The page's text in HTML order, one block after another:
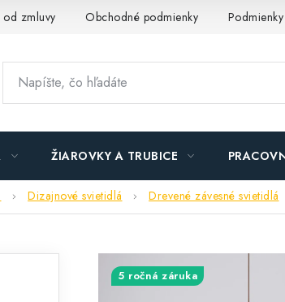
zmluvy Obchodné podmienky
ŽIAROVKY A TRUBICE
Dizajnové svietidlá Drevené závesné svietidlá
5 ročná záruka